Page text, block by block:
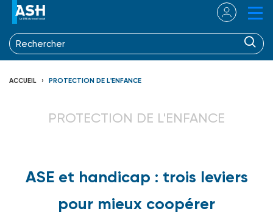
ACCUEIL PROTECTION DE L'ENFANCE
PROTECTION DE L'ENFANCE
ASE et handicap : trois leviers
pour mieux coopérer